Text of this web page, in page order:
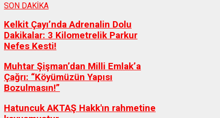
SON DAKİKA
Kelkit Çayı’nda Adrenalin Dolu
Dakikalar: 3 Kilometrelik Parkur
Nefes Kesti!
Muhtar Şişman’dan Milli Emlak’a
Çağrı: “Köyümüzün Yapısı
Bozulmasın!”
Hatuncuk AKTAŞ Hakk'ın rahmetine